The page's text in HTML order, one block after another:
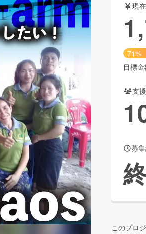
舞台・パフォーマンス
発 フード・飲食店
ビューティー・ヘル
for Social Good
CAMPFIRE Creation
るさと納税
machi-yaコミュニティ
現
71%
目標
支
募
このプロ